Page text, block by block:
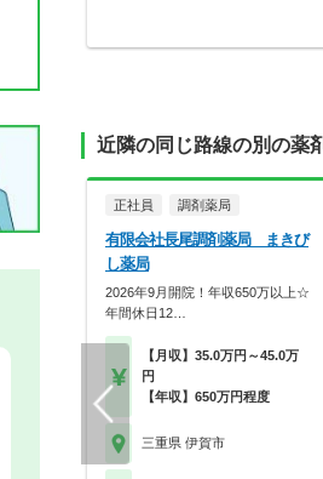
近隣の同じ路線の別の薬
正社員 調剤薬局
有限会社長尾調剤薬局 まきび
し薬局
2026年9月開院！年収650万以上☆
年間休日12…
【月収】35.0万円～45.0万
円
【年収】650万円程度
三重県 伊賀市